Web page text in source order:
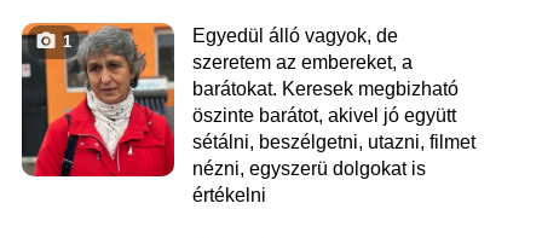
1
Egyedül álló vagyok, de
szeretem az embereket, a
barátokat. Keresek megbizható
öszinte barátot, akivel jó együtt
sétálni, beszélgetni, utazni, filmet
nézni, egyszerü dolgokat is
értékelni